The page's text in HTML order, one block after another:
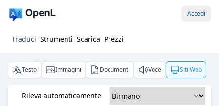
Accedi
Traduci Strumenti Scarica Prezzi
Testo Immagini Documenti Voce Siti Web
Rileva automaticamente